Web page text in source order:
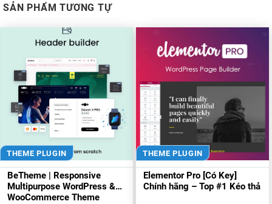
SẢN PHẨM TƯƠNG TỰ
THEME PLUGIN
BeTheme | Responsive
Multipurpose WordPress &
WooCommerce Theme
THEME PLUGIN
Elementor Pro [Có Key]
Chính hãng – Top #1 Kéo thả